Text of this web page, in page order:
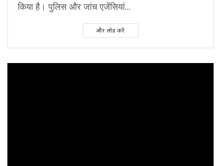
किया है। पुलिस और जांच एजेंसियां...
और लोड करें